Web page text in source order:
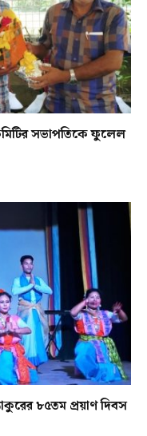
সভাপতিকে ফুলেল
৮৫তম প্রয়াণ দিবস